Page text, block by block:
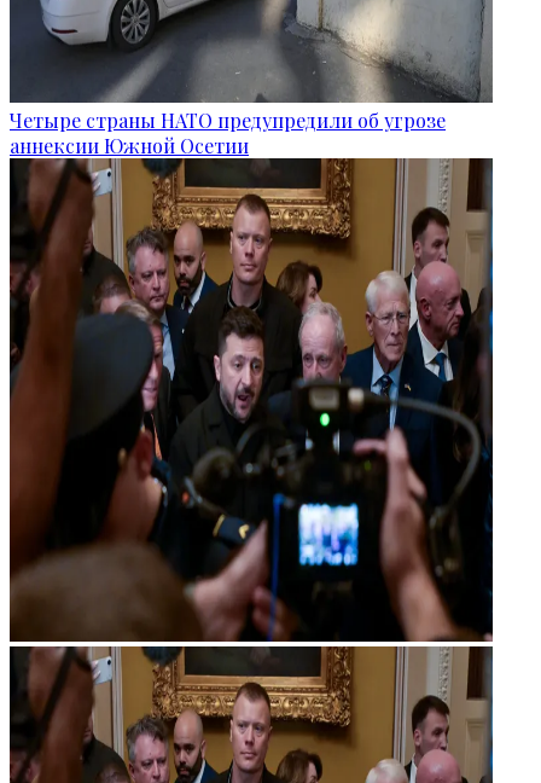
Четыре страны НАТО предупредили об угрозе
аннексии Южной Осетии